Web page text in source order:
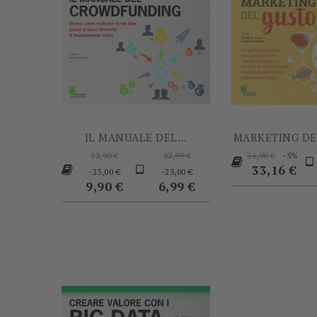
IL MANUALE DEL...
Prezzo
base
32,90 €
-23,00 €
Prezzo
9,90 €
Prezzo
base
22,99 €
-23,00 €
Prezzo
6,99 €
MARKETING
Prezzo
base
34,90 € -5%
33,16 €